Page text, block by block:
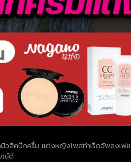
มิวสิคนึกครึ้ม แต่งหญิงโพสท่าเริ่ดอัพลงเ
ณ์ดี